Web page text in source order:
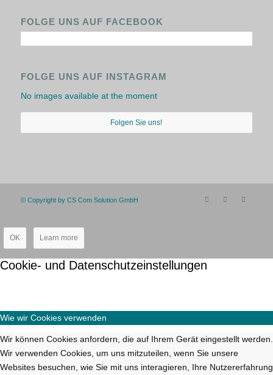
FOLGE UNS AUF FACEBOOK
FOLGE UNS AUF INSTAGRAM
No images available at the moment
Folgen Sie uns!
© Copyright by CS Com Solution GmbH
OK Learn more
Cookie- und Datenschutzeinstellungen
Wie wir Cookies verwenden
Wir können Cookies anfordern, die auf Ihrem Gerät eingestellt werden.
Wir verwenden Cookies, um uns mitzuteilen, wenn Sie unsere
Websites besuchen, wie Sie mit uns interagieren, Ihre Nutzererfahrung